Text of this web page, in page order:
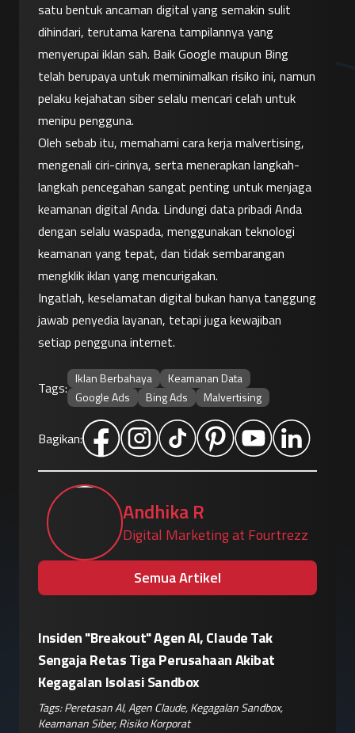
satu bentuk ancaman digital yang semakin sulit
dihindari, terutama karena tampilannya yang
menyerupai iklan sah. Baik Google maupun Bing
telah berupaya untuk meminimalkan risiko ini, namun
pelaku kejahatan siber selalu mencari celah untuk
menipu pengguna.
Oleh sebab itu, memahami cara kerja malvertising,
mengenali ciri-cirinya, serta menerapkan langkah-
langkah pencegahan sangat penting untuk menjaga
keamanan digital Anda. Lindungi data pribadi Anda
dengan selalu waspada, menggunakan teknologi
keamanan yang tepat, dan tidak sembarangan
mengklik iklan yang mencurigakan.
Ingatlah, keselamatan digital bukan hanya tanggung
jawab penyedia layanan, tetapi juga kewajiban
setiap pengguna internet.
Tags:
Iklan Berbahaya
Keamanan Data
Google Ads
Bing Ads Malvertising
Bagikan:
Andhika R
Digital Marketing at Fourtrezz
Semua Artikel
Insiden "Breakout" Agen AI, Claude Tak
Sengaja Retas Tiga Perusahaan Akibat
Kegagalan Isolasi Sandbox
Tags:Peretasan AI,Agen Claude,Kegagalan Sandbox,
Keamanan Siber,Risiko Korporat